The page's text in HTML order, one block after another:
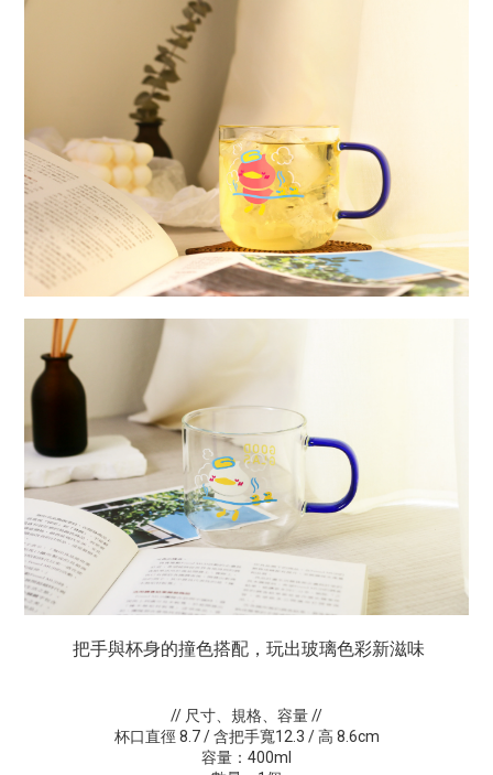
把手與杯身的撞色搭配，玩出玻璃色彩新滋味
// 尺寸、規格、容量//
杯口直徑 8.7 / 含把手寬12.3 / 高 8.6cm
容量：400ml